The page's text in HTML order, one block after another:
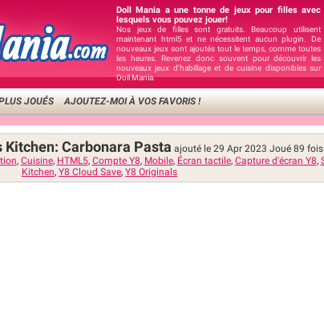
Doll Mania a une tonne de jeux pour filles avec
lesquels vous pouvez jouer!
Nos jeux de filles sont gratuits. Beaucoup utilisent
maintenant html5 et ne nécessitent aucun plugin. De
nouveaux jeux sont ajoutés tout le temps, comme toutes
les heures. Revenez donc souvent pour découvrir les
nouveaux jeux d'habillage et de cuisine disponibles sur
Doll Mania.
JOUÉS AJOUTEZ-MOI À VOS FAVORIS !
Kitchen: Carbonara Pasta ajouté le 29 Apr 2023 Joué 89 fois
, Cuisine, HTML5, Compte Y8, Mobile, Écran tactile, Capture d'écran Y8,
Kitchen, Y8 Cloud Save, Y8 Originals